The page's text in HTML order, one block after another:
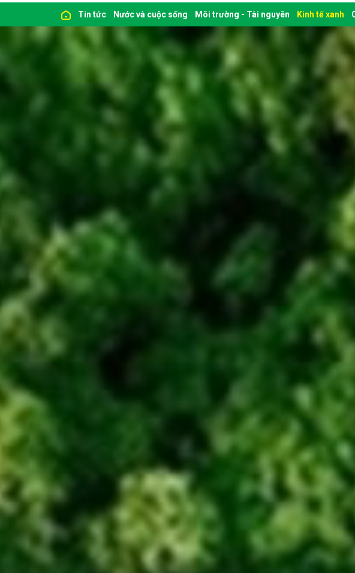
Tin tức Nước và cuộc sống Môi trường - Tài nguyên Kinh tế xanh